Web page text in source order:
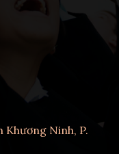
Khương Ninh, P.